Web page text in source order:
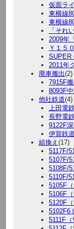
仮面ラ
東横線
東横線
「それ
2009年
Ｙ１５
SUPER
2011年
廃車搬出(2)
7915F搬
8093F
他社鉄道(4)
上田電
長野電
9122F
伊賀鉄
組換え (17)
5117F/
5107F/
5108F/
5110F/
5105F
5106F
5120F
5102F6
5111F